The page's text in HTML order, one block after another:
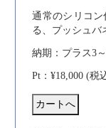
通常のシリコ
る、プッシュバ
納期：プラス3
Pt：¥18,000 (